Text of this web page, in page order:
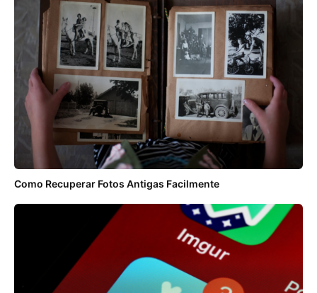
Como Recuperar Fotos Antigas Facilmente